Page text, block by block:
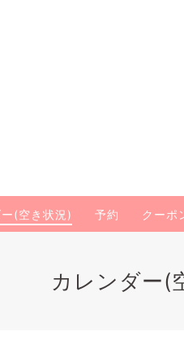
(空き状況) 予約 クーポ
カレンダー(